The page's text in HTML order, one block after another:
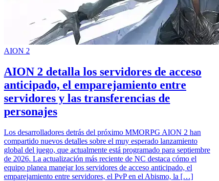
AION 2
AION 2 detalla los servidores de acceso
anticipado, el emparejamiento entre
servidores y las transferencias de
personajes
Los desarrolladores detrás del próximo MMORPG AION 2 han
compartido nuevos detalles sobre el muy esperado lanzamiento
global del juego, que actualmente está programado para septiembre
de 2026. La actualización más reciente de NC destaca cómo el
equipo planea manejar los servidores de acceso anticipado, el
emparejamiento entre servidores, el PvP en el Abismo, la […]